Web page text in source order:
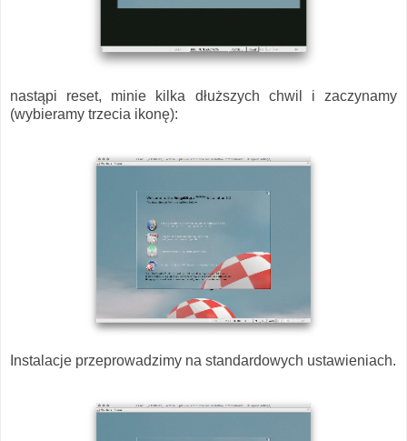
nastąpi reset, minie kilka dłuższych chwil i zaczynamy
(wybieramy trzecia ikonę):
Instalacje przeprowadzimy na standardowych ustawieniach.